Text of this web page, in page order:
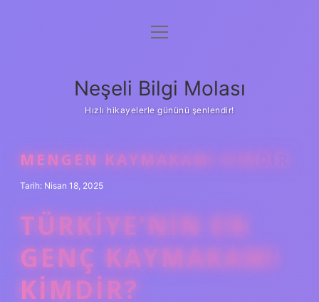
Anasayfa
Yasal Uyarı
menüyü
Neşeli Bilgi Molası
Hızlı hikayelerle gününü şenlendir!
MENGEN KAYMAKAMI KIMDIR
Tarih: Nisan 18, 2025
TÜRKIYE’NIN EN
GENÇ KAYMAKAMI
KIMDIR?